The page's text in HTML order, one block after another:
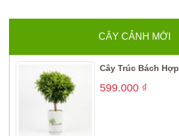
CÂY CẢNH MỚI
Cây Trúc Bách Hợp
599.000 ₫